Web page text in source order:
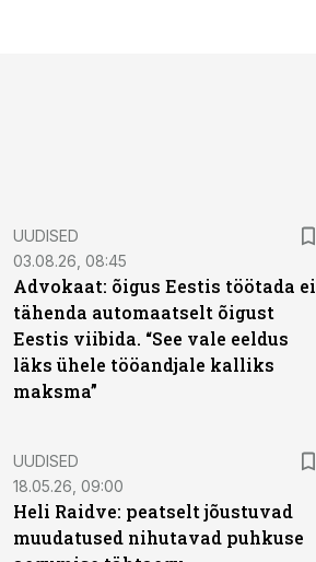
UUDISED
03.08.26, 08:45
Advokaat: õigus Eestis töötada ei
tähenda automaatselt õigust
Eestis viibida. “See vale eeldus
läks ühele tööandjale kalliks
maksma”
UUDISED
18.05.26, 09:00
Heli Raidve: peatselt jõustuvad
muudatused nihutavad puhkuse